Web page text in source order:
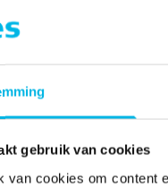
gebruik van cookies
van cookies om content
van